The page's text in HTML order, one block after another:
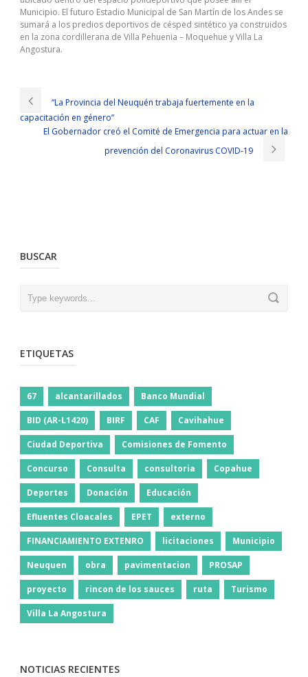
Municipio. El futuro Estadio Municipal de San Martín de los Andes se
sumará a los predios deportivos de césped sintético ya construidos
en la zona cordillerana de Villa Pehuenia – Moquehue y Villa La
Angostura.
“La Provincia del Neuquén trabaja fuertemente en la
capacitación en género”
El Gobernador creó el Comité de Emergencia para actuar en la
prevención del Coronavirus COVID-19
BUSCAR
ETIQUETAS
67 alcantarillados Banco Mundial
BID (AR-L1420) BIRF CAF Cavihahue
Ciudad Deportiva Comisiones de Fomento
Concurso Consulta consultoria Copahue
Deportes Donación Educación
Efluentes Cloacales EPET externo
FINANCIAMIENTO EXTENRO licitaciones Municipio
Neuquen obra pavimentacion PROSAP
proyecto rincon de los sauces ruta Turismo
Villa La Angostura
NOTICIAS RECIENTES